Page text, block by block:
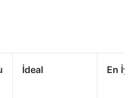
İdeal En İyi